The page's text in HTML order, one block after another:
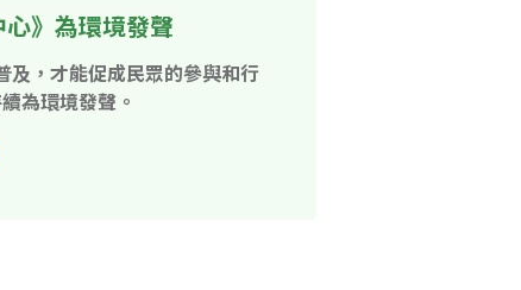
》為環境發聲
及，才能促成民眾的參與和行
為環境發聲。